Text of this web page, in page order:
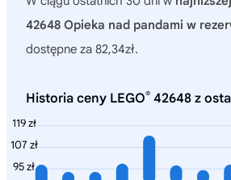
42648 Opieka nad pandami w
dostępne za 82,34zł.
Historia ceny LEGO® 42648 z
119 zł
107 zł
95 zł